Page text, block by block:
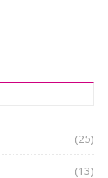
(25)
(13)